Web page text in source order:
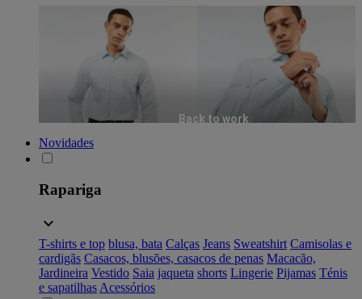
Back to work
Novidades
Rapariga
T-shirts e top blusa, bata Calças Jeans Sweatshirt Camisolas e
cardigãs Casacos, blusões, casacos de penas Macacão,
Jardineira Vestido Saia jaqueta shorts Lingerie Pijamas Ténis
e sapatilhas Acessórios